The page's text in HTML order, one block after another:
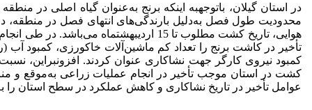
در استان گیلان، با­توجه­به اینکه برنج به‌عنوان گیاه اصلی در
محدودیت طول فصل به‌دلیل بارندگی‌های انتهای فصل در
هوایی، تاریخ کشت مطلوب تا 15 اردیبهشت­ماه
تأخیر در کاشت برنج را تعداد کم ماشین‌آلات خاک­ورزی، کمبود آب
کمبود نیروی کارگر جهت نشاکاری عنوان کردند. افزون­بر­این،
کشت در استان موجب تأخیر در انجام عملیات زراعی به‌موقع و
عوامل تأخیر در تاریخ نشاکاری و کاهش عملکرد در سطح استان را